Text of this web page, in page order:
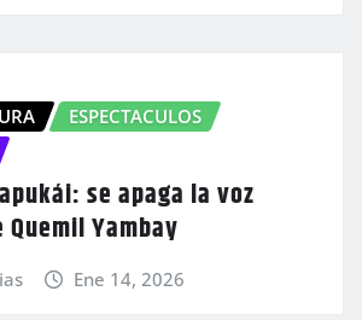
ESPECTACULOS
se apaga la voz
Yambay
Ene 14, 2026